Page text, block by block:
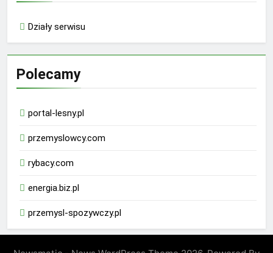
Działy serwisu
Polecamy
portal-lesny.pl
przemyslowcy.com
rybacy.com
energia.biz.pl
przemysl-spozywczy.pl